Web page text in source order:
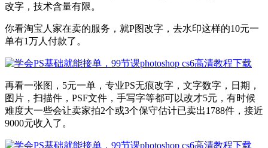
改字，技术含量有限。
你看淘宝人家在卖的服务，就P图改字，去水印这样的10元一
单有1万人付款了。
再看一张图，5元一单，专业PS无痕改字，文字数字，日期，
图片，扫描件，PSF文件，手写字等都可以改才5元，有时候
难度大一些会让卖家拍2个或3个保守估计已卖出1788件，接近
9000元收入了。